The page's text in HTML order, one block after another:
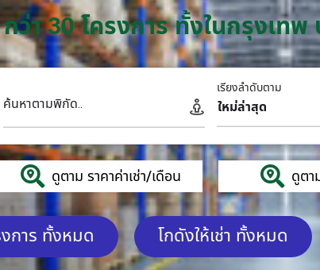
กว่า 30 โครงการ ทั้งในกรุงเ
ค้นหาตามพิกัด.. ใหม่ล่าสุด
เรียงลำดับตาม
ดูตาม ราคาค่าเช่า/เดือน ดูตา
การ ทั้งหมด โกดังให้เช่า ทั้งหมด